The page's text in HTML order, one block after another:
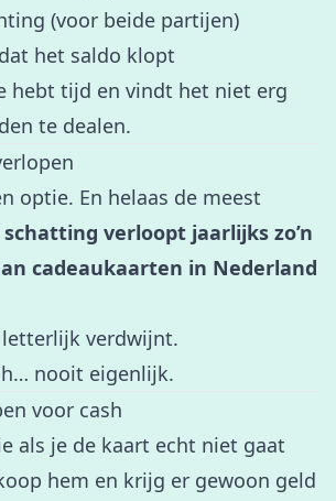
(voor beide partijen)
het saldo klopt
hebt tijd en vindt het niet erg
te dealen.
optie. En helaas de meest
verloopt jaarlijks zo’n
cadeaukaarten in Nederland
verdwijnt.
nooit eigenlijk.
voor cash
als je de kaart echt niet gaat
hem en krijg er gewoon geld